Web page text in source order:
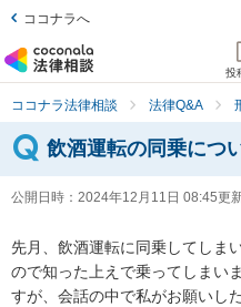
ココナラへ
投
ココナラ法律相談 法律Q&A
飲酒運転の同乗につ
公開日時： 2024年12月11日 08:45更
先月、飲酒運転に同乗してしま
ので知った上えで乗ってしまい
すが、会話の中で私がお願いし